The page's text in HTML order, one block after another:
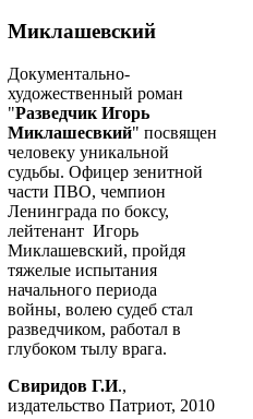
Миклашевский
Документально-
художественный роман
"Разведчик Игорь
Миклашесвкий" посвящен
человеку уникальной
судьбы. Офицер зенитной
части ПВО, чемпион
Ленинграда по боксу,
лейтенант Игорь
Миклашевский, пройдя
тяжелые испытания
начального периода
войны, волею судеб стал
разведчиком, работал в
глубоком тылу врага.
Свиридов Г.И.,
издательство Патриот, 2010